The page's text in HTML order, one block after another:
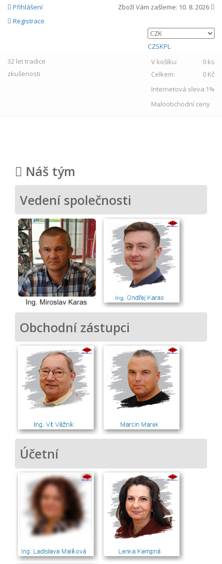
Přihlášení
Registrace
Zboží Vám zašleme: 10. 8. 2026
CZSKPL
32 lettradice
zkušenosti
V košíku:
0 ks
Celkem:
0 Kč
Internetová sleva:1%
Maloobchodní ceny
Náš tým
Vedení společnosti
Obchodní zástupci
Účetní